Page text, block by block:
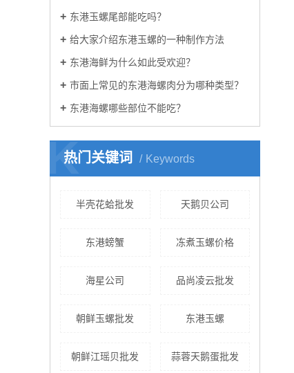
东港玉螺尾部能吃吗？
给大家介绍东港玉螺的一种制作方法
东港海鲜为什么如此受欢迎？
市面上常见的东港海螺肉分为哪种类型？
东港海螺哪些部位不能吃？
热门关键词 Keywords
K
半壳花蛤批发 天鹅贝公司
东港螃蟹 冻煮玉螺价格
海星公司 品尚凌云批发
朝鲜玉螺批发 东港玉螺
朝鲜江瑶贝批发 蒜蓉天鹅蛋批发